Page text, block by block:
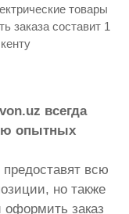
товары
заказа составит 1
всегда
опытных
всю
но также
оформить заказ